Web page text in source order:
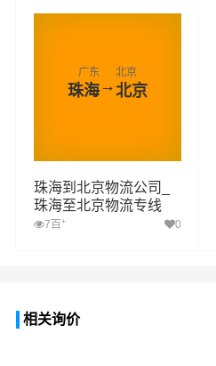
广东
珠海→
北京
北京
珠海到北京物流公司_
珠海至北京物流专线
7百 + 0
相关询价